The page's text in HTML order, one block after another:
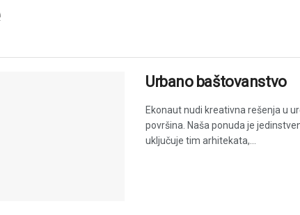
Urbano baštovanstvo
Ekonaut nudi kreativna rešenja u
površina. Naša ponuda je
uključuje tim arhitekata,...